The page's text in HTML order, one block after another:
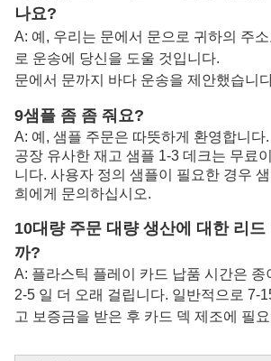
나요?
A: 예, 우리는 문에서 문으로 귀하의 주소
로 운송에 당신을 도울 것입니다.
문에서 문까지 바다 운송을 제안했습니
9샘플 좀 좀 줘요?
A: 예, 샘플 주문은 따뜻하게 환영합니다.
공장 유사한 재고 샘플 1-3 데크는 무료
니다. 사용자 정의 샘플이 필요한 경우
희에게 문의하십시오.
10대량 주문 대량 생산에 대한 리드
까?
A: 플라스틱 플레이 카드 납품 시간은
2-5 일 더 오래 걸립니다. 일반적으로 7-
고 보증금을 받은 후 카드 덱 제조에 필